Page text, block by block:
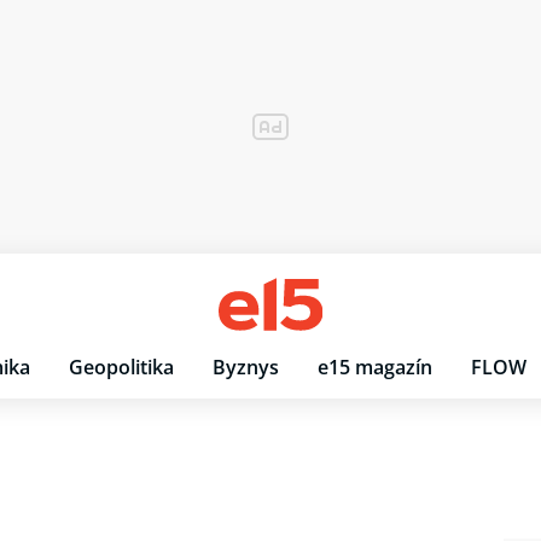
Geopolitika Byznys e15 magazín FLOW